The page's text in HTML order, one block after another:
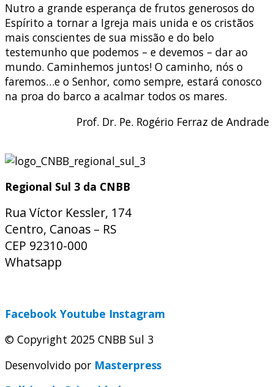
Nutro a grande esperança de frutos generosos do
Espírito a tornar a Igreja mais unida e os cristãos
mais conscientes de sua missão e do belo
testemunho que podemos – e devemos – dar ao
mundo. Caminhemos juntos! O caminho, nós o
faremos…e o Senhor, como sempre, estará conosco
na proa do barco a acalmar todos os mares.
Prof. Dr. Pe. Rogério Ferraz de Andrade
Regional Sul 3 da CNBB
Rua Víctor Kessler, 174
Centro, Canoas – RS
CEP 92310-000
Whatsapp
Facebook Youtube Instagram
© Copyright 2025 CNBB Sul 3
Desenvolvido por Masterpress